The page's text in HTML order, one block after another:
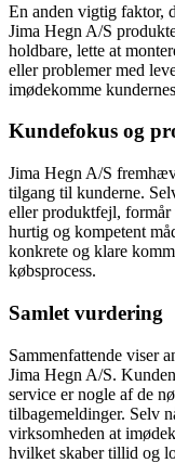
En anden vigtig faktor,
Jima Hegn A/S
holdbare, lette at
eller problemer med
imødekomme
Kundefokus og
Jima Hegn A/S
tilgang til kunderne.
eller produktfejl, formår
hurtig og kompetent
konkrete og klare
købsprocess.
Samlet vurdering
Sammenfattende viser
Jima Hegn A/S.
service er nogle af de
tilbagemeldinger. Selv
virksomheden at
hvilket skaber tillid og